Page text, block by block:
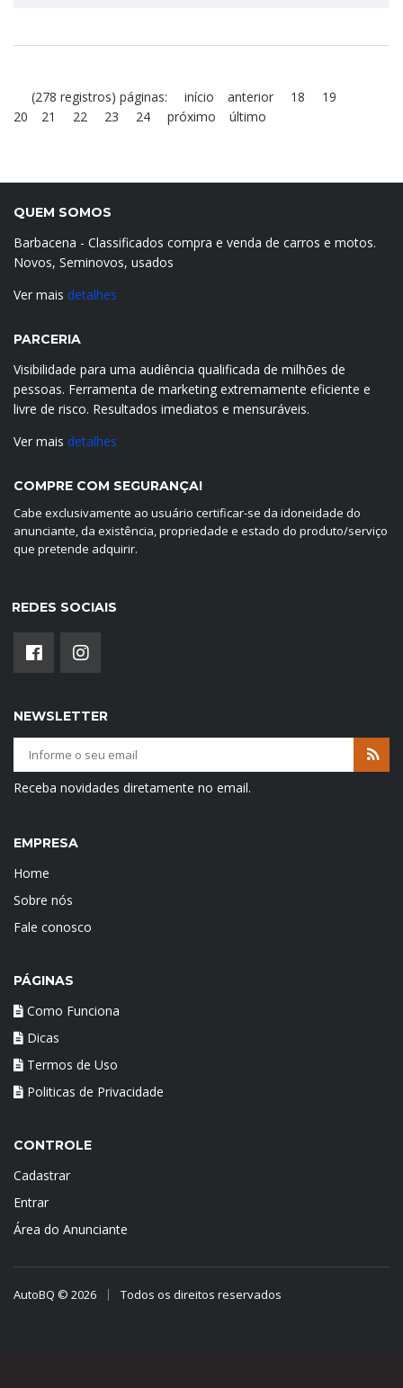
(278 registros) páginas: início anterior 18
19
20
21 22 23 24 próximo último
QUEM SOMOS
Barbacena - Classificados compra e venda de carros e motos.
Novos, Seminovos, usados
Ver mais detalhes
PARCERIA
Visibilidade para uma audiência qualificada de milhões de
pessoas. Ferramenta de marketing extremamente eficiente e
livre de risco. Resultados imediatos e mensuráveis.
Ver mais detalhes
COMPRE COM SEGURANÇA!
Cabe exclusivamente ao usuário certificar-se da idoneidade do
anunciante, da existência, propriedade e estado do produto/serviço
que pretende adquirir.
REDES SOCIAIS
NEWSLETTER
Receba novidades diretamente no email.
EMPRESA
Home
Sobre nós
Fale conosco
PÁGINAS
Como Funciona
Dicas
Termos de Uso
Politicas de Privacidade
CONTROLE
Cadastrar
Entrar
Área do Anunciante
AutoBQ © 2026 Todos os direitos reservados